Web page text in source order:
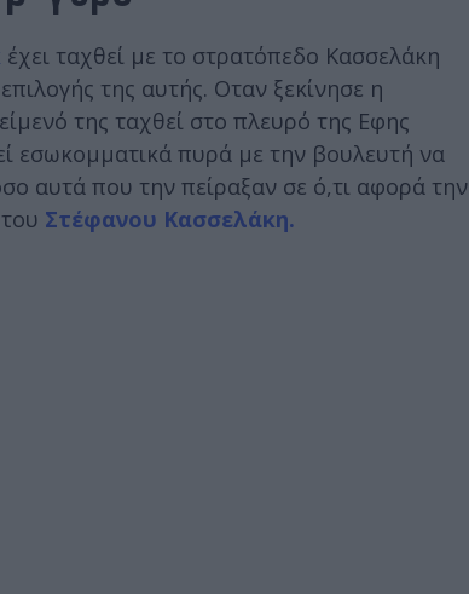
έχει ταχθεί με το στρατόπεδο Κασσελάκη
της αυτής. Οταν ξεκίνησε η
της ταχθεί στο πλευρό της Εφης
εσωκομματικά πυρά με την βουλευτή να
αυτά που την πείραξαν σε ό,τι αφορά την
Στέφανου Κασσελάκη.